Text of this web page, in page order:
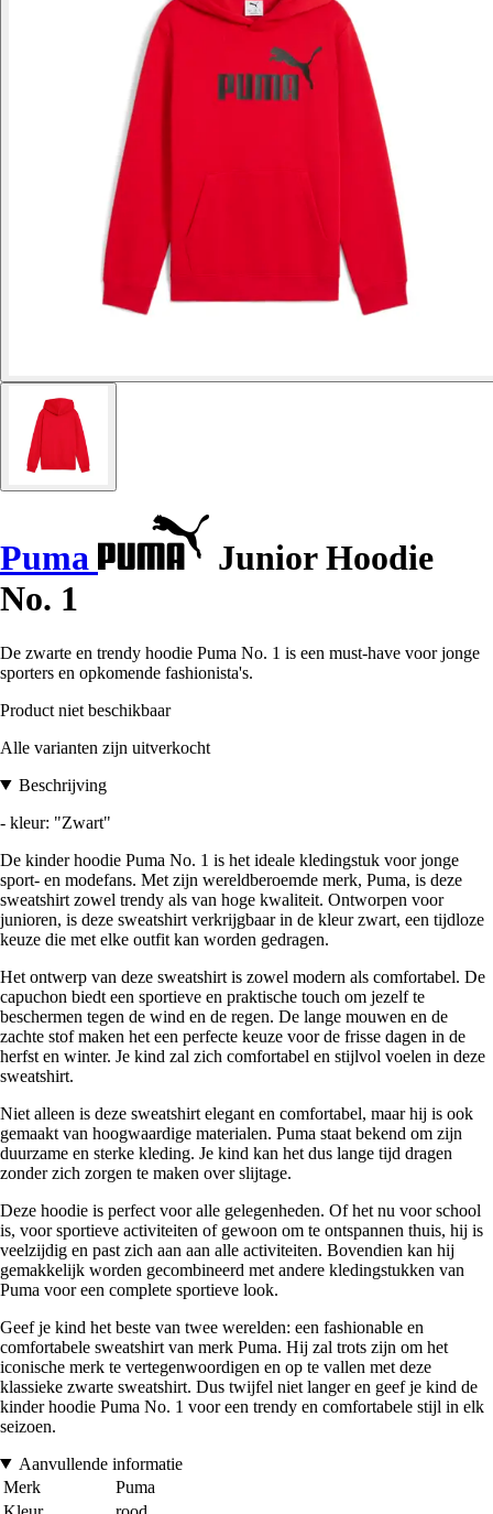
Puma
Junior Hoodie
No. 1
De zwarte en trendy hoodie Puma No. 1 is een must-have voor jonge
sporters en opkomende fashionista's.
Product niet beschikbaar
Alle varianten zijn uitverkocht
Beschrijving
- kleur: "Zwart"
De kinder hoodie Puma No. 1 is het ideale kledingstuk voor jonge
sport- en modefans. Met zijn wereldberoemde merk, Puma, is deze
sweatshirt zowel trendy als van hoge kwaliteit. Ontworpen voor
junioren, is deze sweatshirt verkrijgbaar in de kleur zwart, een tijdloze
keuze die met elke outfit kan worden gedragen.
Het ontwerp van deze sweatshirt is zowel modern als comfortabel. De
capuchon biedt een sportieve en praktische touch om jezelf te
beschermen tegen de wind en de regen. De lange mouwen en de
zachte stof maken het een perfecte keuze voor de frisse dagen in de
herfst en winter. Je kind zal zich comfortabel en stijlvol voelen in deze
sweatshirt.
Niet alleen is deze sweatshirt elegant en comfortabel, maar hij is ook
gemaakt van hoogwaardige materialen. Puma staat bekend om zijn
duurzame en sterke kleding. Je kind kan het dus lange tijd dragen
zonder zich zorgen te maken over slijtage.
Deze hoodie is perfect voor alle gelegenheden. Of het nu voor school
is, voor sportieve activiteiten of gewoon om te ontspannen thuis, hij is
veelzijdig en past zich aan aan alle activiteiten. Bovendien kan hij
gemakkelijk worden gecombineerd met andere kledingstukken van
Puma voor een complete sportieve look.
Geef je kind het beste van twee werelden: een fashionable en
comfortabele sweatshirt van merk Puma. Hij zal trots zijn om het
iconische merk te vertegenwoordigen en op te vallen met deze
klassieke zwarte sweatshirt. Dus twijfel niet langer en geef je kind de
kinder hoodie Puma No. 1 voor een trendy en comfortabele stijl in elk
seizoen.
Aanvullende informatie
Merk
Puma